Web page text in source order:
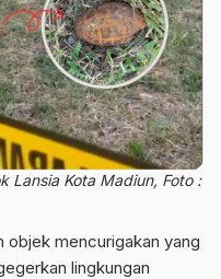
Lansia Kota Madiun, Foto :
objek mencurigakan yang
lingkungan